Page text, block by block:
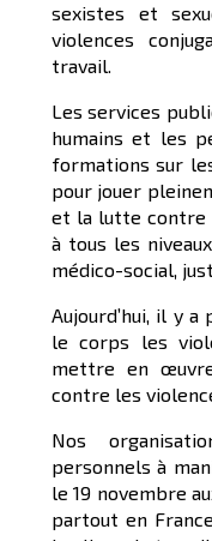
sexistes et
violences
travail.
Les services
humains et les
formations sur
pour jouer
et la lutte contre
à tous les
médico-social,
Aujourd’hui, il y a
le corps les
mettre en
contre les
Nos
personnels à
le 19 novembre
partout en